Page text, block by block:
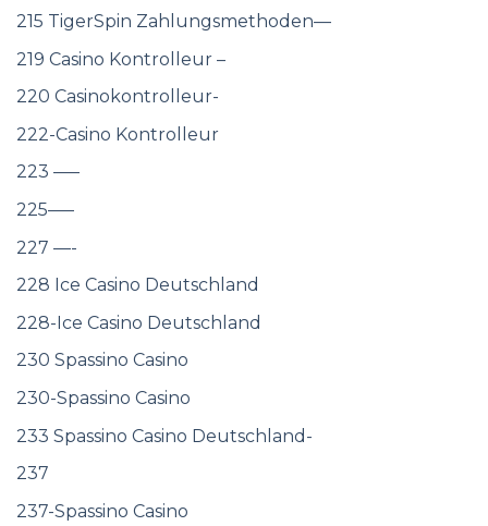
215 TigerSpin Zahlungsmethoden—
219 Casino Kontrolleur –
220 Casinokontrolleur-
222-Casino Kontrolleur
223 —–
225—–
227 —-
228 Ice Casino Deutschland
228-Ice Casino Deutschland
230 Spassino Casino
230-Spassino Casino
233 Spassino Casino Deutschland-
237
237-Spassino Casino